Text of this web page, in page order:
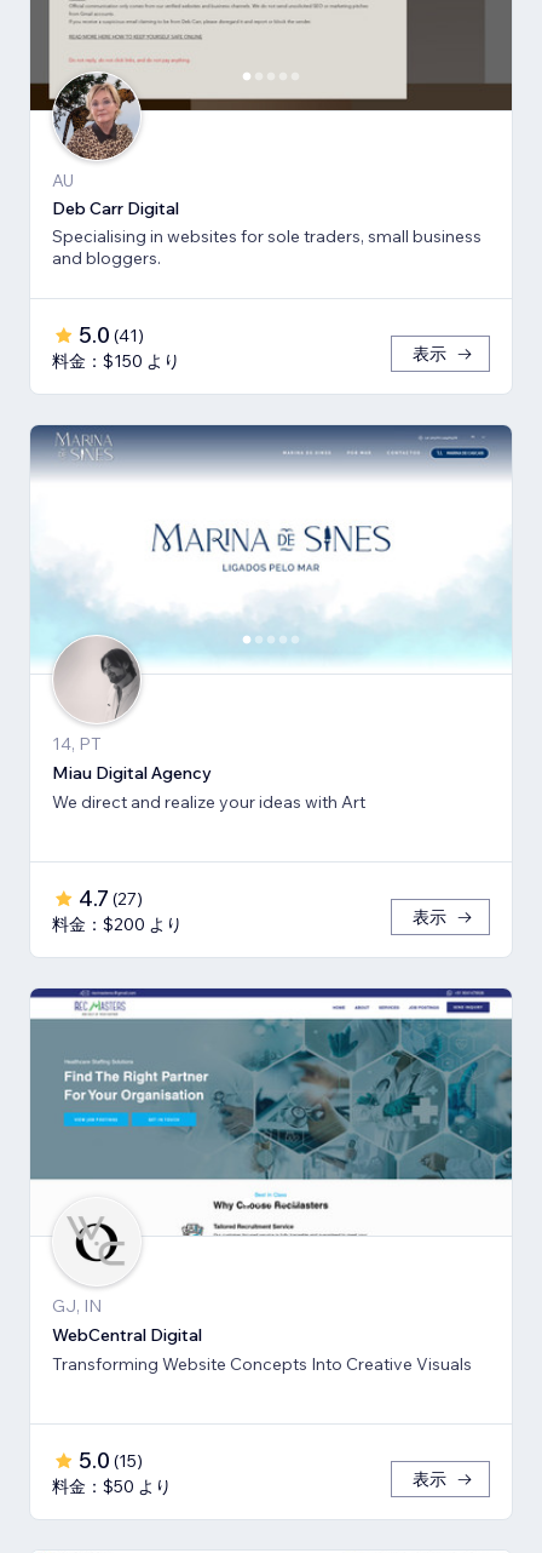
AU
Deb Carr Digital
Specialising in websites for sole traders, small business
and bloggers.
5.0 (41)
料金：$150 より
表示
14, PT
Miau Digital Agency
We direct and realize your ideas with Art
4.7 (27)
料金：$200 より
表示
GJ, IN
WebCentral Digital
Transforming Website Concepts Into Creative Visuals
5.0 (15)
料金：$50 より
表示